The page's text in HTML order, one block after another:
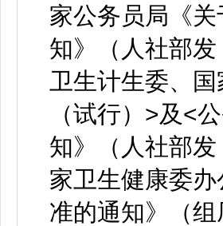
家公务员局《
知》（人社部
卫生计生委、
（试行）>及<
知》（人社部
家卫生健康委
准的通知》（